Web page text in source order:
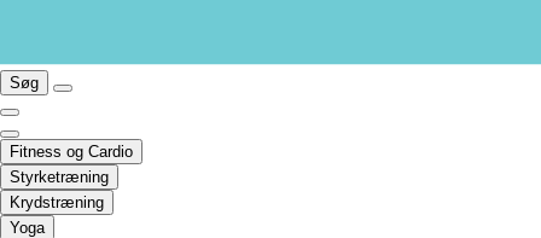
Søg
Fitness og Cardio
Styrketræning
Krydstræning
Yoga